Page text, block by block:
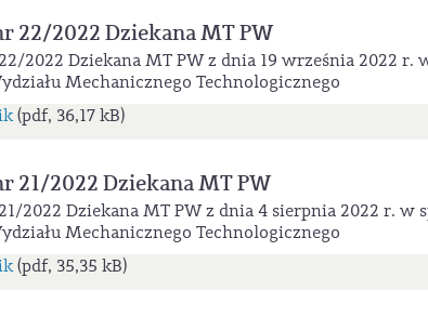
22/2022 Dziekana MT PW
2022 Dziekana MT PW z dnia 19 września 2022 r.
Mechanicznego Technologicznego
(pdf, 36,17 kB)
21/2022 Dziekana MT PW
2022 Dziekana MT PW z dnia 4 sierpnia 2022 r. w
Mechanicznego Technologicznego
(pdf, 35,35 kB)